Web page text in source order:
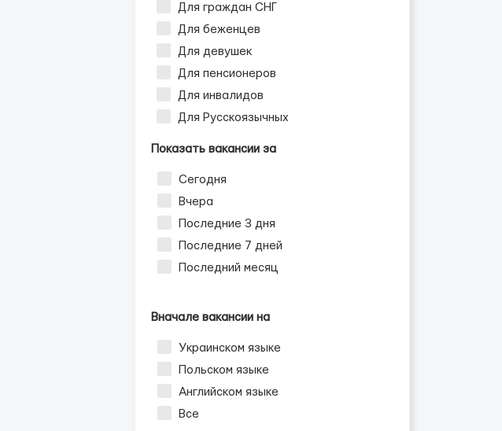
Для граждан СНГ
Для беженцев
Для девушек
Для пенсионеров
Для инвалидов
Для Русскоязычных
Показать вакансии за
Сегодня
Вчера
Последние 3 дня
Последние 7 дней
Последний месяц
Вначале вакансии на
Украинском языке
Польском языке
Английском языке
Все